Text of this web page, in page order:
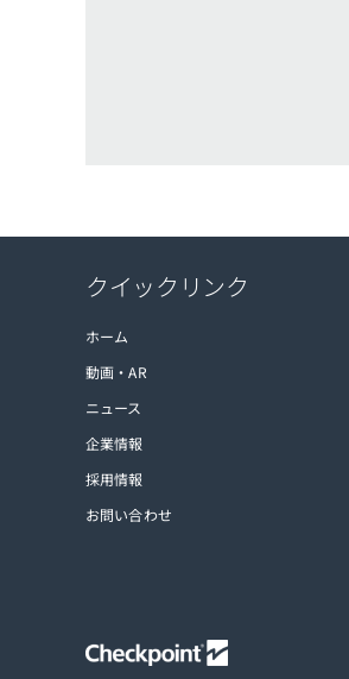
クイックリンク
ホーム
動画・AR
ニュース
企業情報
採用情報
お問い合わせ